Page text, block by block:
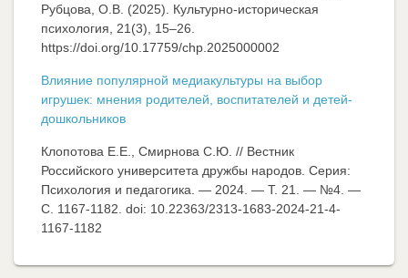
Рубцова, О.В. (2025). Культурно-историческая
психология, 21(3), 15–26.
https://doi.org/10.17759/chp.2025000002
Влияние популярной медиакультуры на выбор
игрушек: мнения родителей, воспитателей и детей-
дошкольников
Клопотова Е.Е., Смирнова С.Ю. // Вестник
Российского университета дружбы народов. Серия:
Психология и педагогика. — 2024. — Т. 21. — №4. —
C. 1167-1182. doi: 10.22363/2313-1683-2024-21-4-
1167-1182